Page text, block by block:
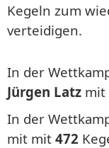
Kegeln zum
verteidigen.
In der
Jürgen Latz mit
In der
mit mit 472